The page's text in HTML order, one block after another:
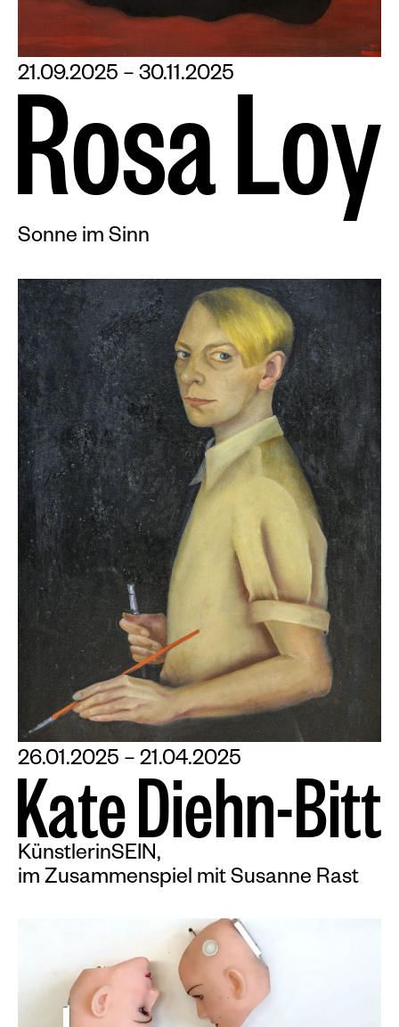
21.09.2025 – 30.11.2025
RosaLoy
Sonne im Sinn
26.01.2025 – 21.04.2025
KateDiehn-Bitt
KünstlerinSEIN,
im Zusammenspiel mit Susanne Rast